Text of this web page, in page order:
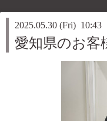
2025.05.30 (Fri) 10:43
愛知県のお客